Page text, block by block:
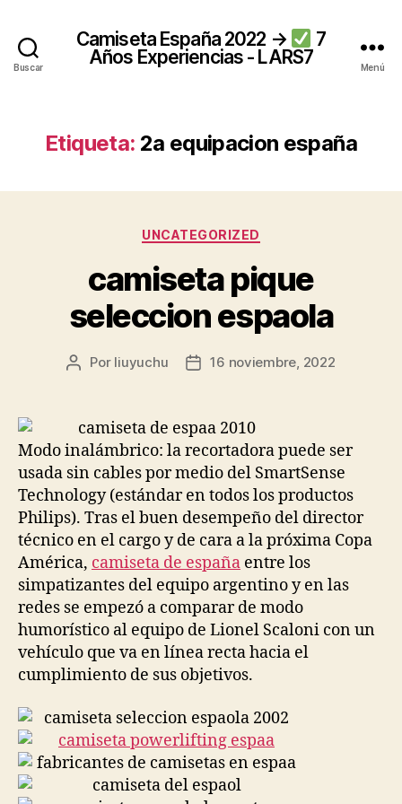
Buscar
Camiseta España 2022 →
7
Años Experiencias - LARS7
Menú
Etiqueta: 2a equipacion españa
Categorías
UNCATEGORIZED
camiseta pique
seleccion espaola
Autor
entrada
Por liuyuchu
Fecha
entrada
16 noviembre, 2022
Modo inalámbrico: la recortadora puede ser
usada sin cables por medio del SmartSense
Technology (estándar en todos los productos
Philips). Tras el buen desempeño del director
técnico en el cargo y de cara a la próxima Copa
América, camiseta de españa entre los
simpatizantes del equipo argentino y en las
redes se empezó a comparar de modo
humorístico al equipo de Lionel Scaloni con un
vehículo que va en línea recta hacia el
cumplimiento de sus objetivos.